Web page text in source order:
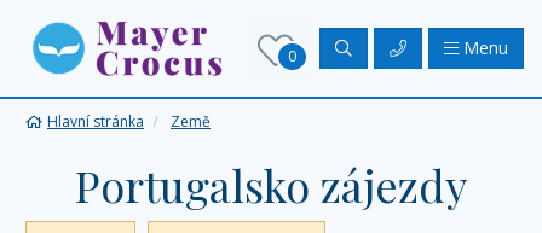
0 Menu
Hlavní stránka Země
Portugalsko zájezdy